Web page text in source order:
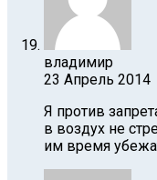
владимир
23 Апрель 2014
Я против
в воздух не
им время